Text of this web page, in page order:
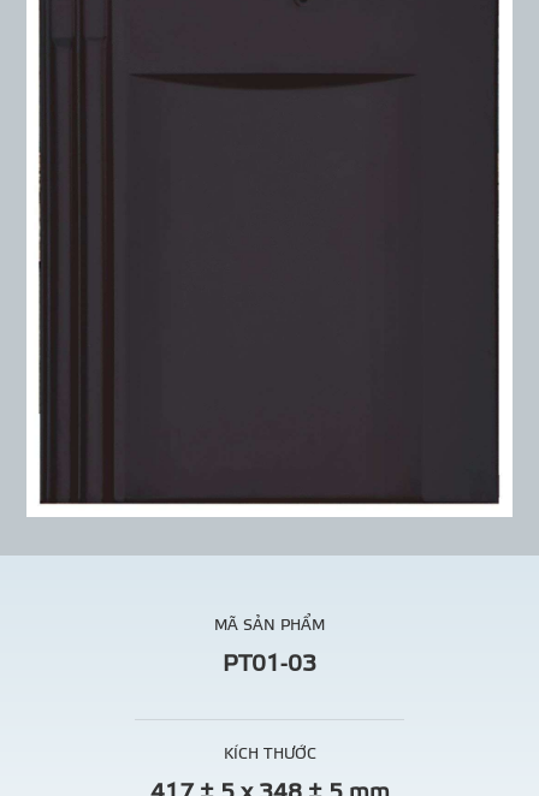
TIN SỰ KIỆN
MÃ SẢN PHẨM
PT01-03
KÍCH THƯỚC